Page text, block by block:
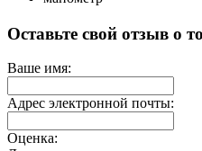
Оставьте свой отзыв о
Ваше имя:
Адрес электронной почты:
Оценка: